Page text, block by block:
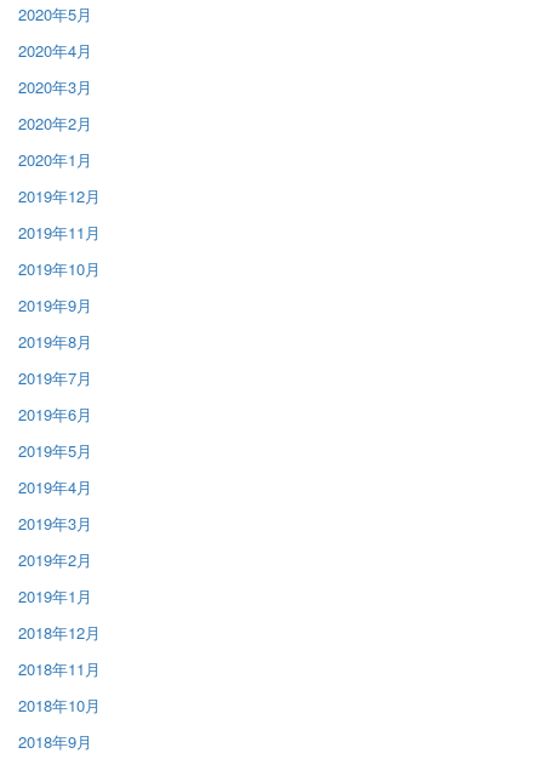
2020年5月
2020年4月
2020年3月
2020年2月
2020年1月
2019年12月
2019年11月
2019年10月
2019年9月
2019年8月
2019年7月
2019年6月
2019年5月
2019年4月
2019年3月
2019年2月
2019年1月
2018年12月
2018年11月
2018年10月
2018年9月